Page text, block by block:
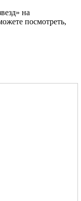
на
посмотреть,